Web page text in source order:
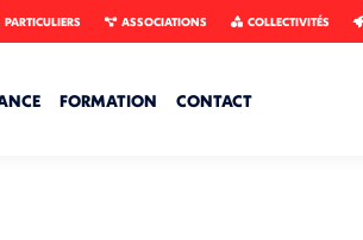
PARTICULIERS ASSOCIATIONS COLLECTIVITÉS
FORMATION CONTACT